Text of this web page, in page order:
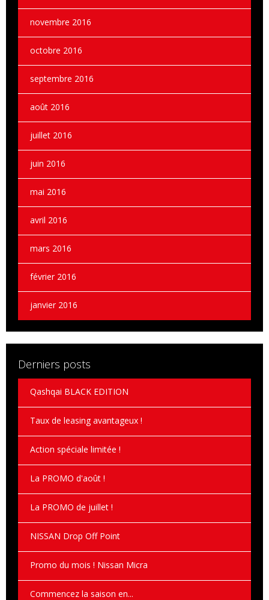
novembre 2016
octobre 2016
septembre 2016
août 2016
juillet 2016
juin 2016
mai 2016
avril 2016
mars 2016
février 2016
janvier 2016
Derniers posts
Qashqai BLACK EDITION
Taux de leasing avantageux !
Action spéciale limitée !
La PROMO d'août !
La PROMO de juillet !
NISSAN Drop Off Point
Promo du mois ! Nissan Micra
Commencez la saison en...